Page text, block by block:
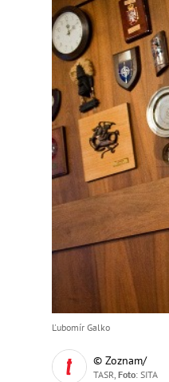
Ľubomír Galko
© Zoznam/
TASR, Foto: SITA